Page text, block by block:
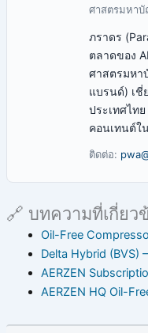
ศาสตรมหา
ภราดร
ตลาดของ
ศาสตรมหา
แบรนด์) เชี่
ประเทศไท
คอนเทนต์ใ
ติดต่อ:
🔗 บทความที่เกี่ยว
Oil-Free
Delta Hybrid
AERZEN
AERZEN HQ Oil-